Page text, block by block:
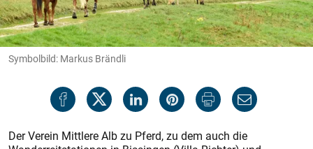
Symbolbild: Markus Brändli
Der Verein Mittlere Alb zu Pferd, zu dem auch die